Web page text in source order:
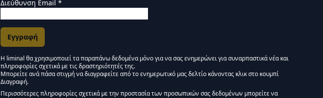
Διεύθυνση Email *
Εγκρίσεις Μάρκετινγκ
Η liminal θα χρησιμοποιεί τα παραπάνω δεδομένα μόνο για να σας ενημερώνει για συναρπαστικά νέα και
πληροφορίες σχετικά με τις δραστηριότητές της.
Μείνετε συντονισμένοι - Ενημερωτικό δελτίο Liminal :)
Μπορείτε ανά πάσα στιγμή να διαγραφείτε από το ενημερωτικό μας δελτίο κάνοντας κλικ στο κουμπί
Διαγραφή.
Περισσότερες πληροφορίες σχετικά με την προστασία των προσωπικών σας δεδομένων μπορείτε να